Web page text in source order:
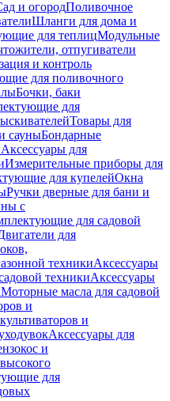
и огородПоливочное
Шланги для дома и
для теплицМодульные
отпугиватели
и контроль
для поливочного
Бочки, баки
для
Товары для
сауныБондарные
Аксессуары для
Измерительные приборы для
для купелейОкна
Ручки дверные для бани и
с
для садовой
для
техникиАксессуары
техникиАксессуары
Моторные масла для садовой
и
и
Аксессуары для
и
для